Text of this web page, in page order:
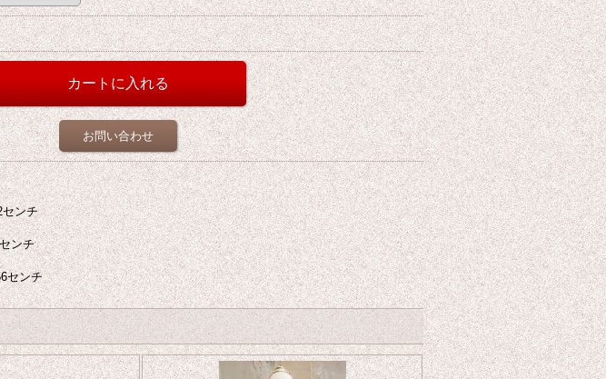
お問い合わせ
センチ
ンチ
センチ